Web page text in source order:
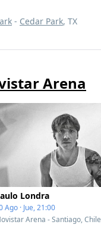
- Cedar Park, TX
Arena
Londra
Ago · Jue, 21:00
Arena - Santiago, Chile